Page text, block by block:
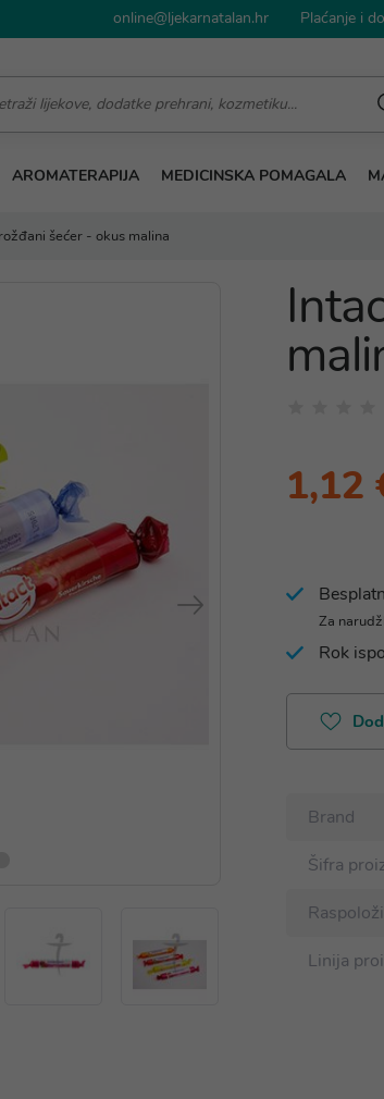
online@ljekarnatalan.hr Plaćanje i
AROMATERAPIJA MEDICINSKA POMAGALA
šećer - okus malina
1,12
Za
Rok
Brand
Šifra
Linija